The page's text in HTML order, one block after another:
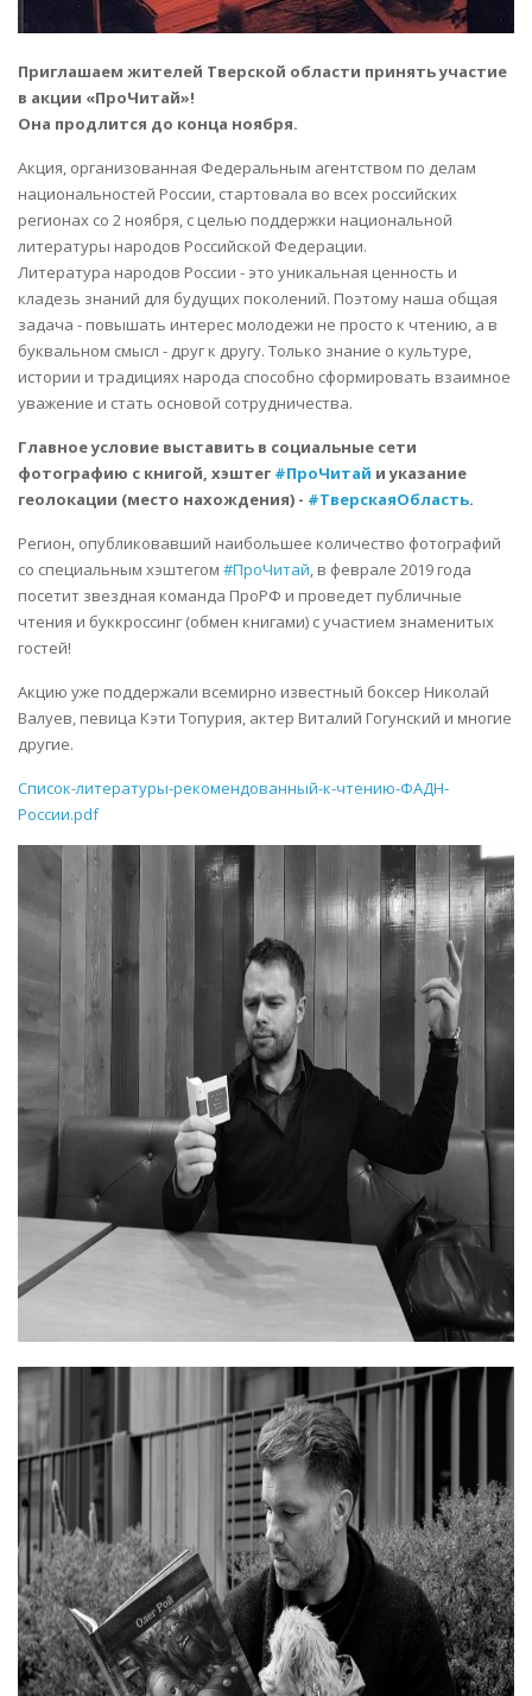
Приглашаем жителей Тверской области принять участие
в акции «ПроЧитай»!
Она продлится до конца ноября.
Акция, организованная Федеральным агентством по делам
национальностей России, стартовала во всех российских
регионах со 2 ноября, с целью поддержки национальной
литературы народов Российской Федерации.
Литература народов России - это уникальная ценность и
кладезь знаний для будущих поколений. Поэтому наша общая
задача - повышать интерес молодежи не просто к чтению, а в
буквальном смысл - друг к другу. Только знание о культуре,
истории и традициях народа способно сформировать взаимное
уважение и стать основой сотрудничества.
Главное условие выставить в социальные сети
фотографию с книгой, хэштег #ПроЧитай и указание
геолокации (место нахождения) - #ТверскаяОбласть.
Регион, опубликовавший наибольшее количество фотографий
со специальным хэштегом #ПроЧитай, в феврале 2019 года
посетит звездная команда ПроРФ и проведет публичные
чтения и буккроссинг (обмен книгами) с участием знаменитых
гостей!
Акцию уже поддержали всемирно известный боксер Николай
Валуев, певица Кэти Топурия, актер Виталий Гогунский и многие
другие.
Список-литературы-рекомендованный-к-чтению-ФАДН-
России.pdf